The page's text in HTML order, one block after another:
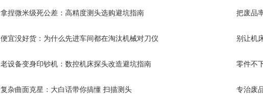
拿捏微米级死公差：高精度测头选购避坑指南 把废品
便宜没好货：为什么先进车间都在淘汰机械对刀仪 别让机
老设备变身印钞机：数控机床探头改造避坑指南 零件不
复杂曲面克星：大白话带你搞懂 扫描测头 专治废